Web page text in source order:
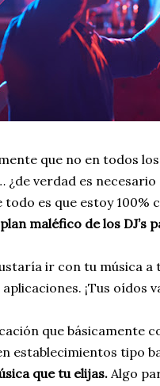
que no en todos
¿de verdad es
es que estoy 100%
maléfico de los DJ’s
ir con tu música
¡Tus oídos
que básicamente
establecimientos tipo
que tu elijas. Algo